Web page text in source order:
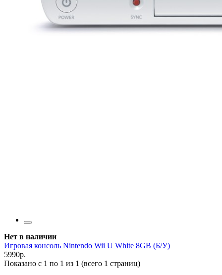
Нет в наличии
Игровая консоль Nintendo Wii U White 8GB (Б/У)
5990р.
Показано с 1 по 1 из 1 (всего 1 страниц)